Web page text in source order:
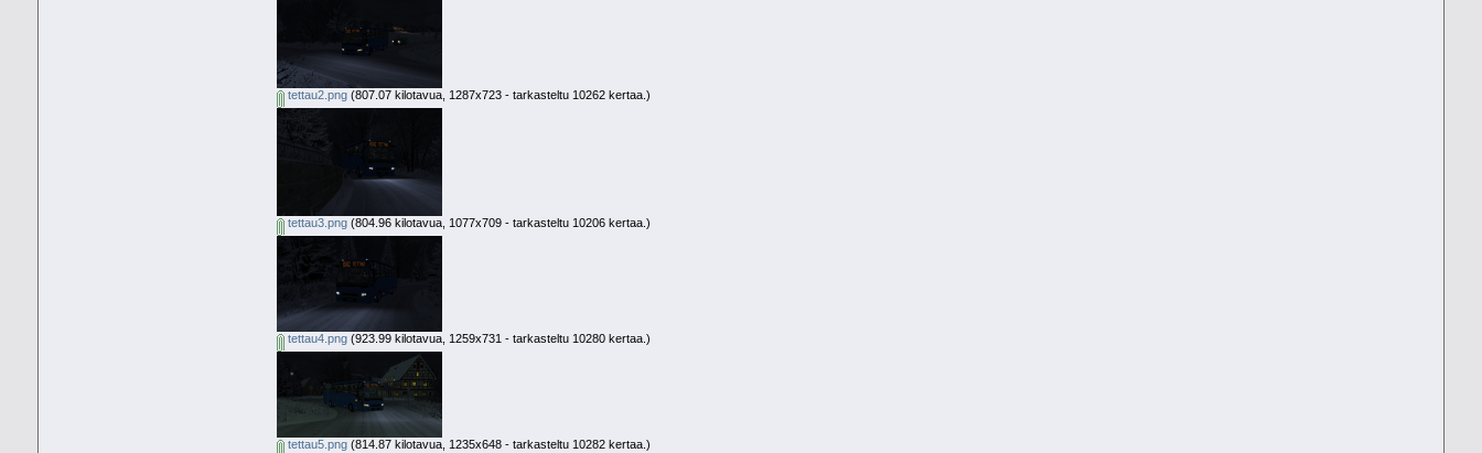
tettau2.png (807.07 kilotavua, 1287x723 - tarkasteltu 10262 kertaa.)
tettau3.png (804.96 kilotavua, 1077x709 - tarkasteltu 10206 kertaa.)
tettau4.png (923.99 kilotavua, 1259x731 - tarkasteltu 10280 kertaa.)
tettau5.png (814.87 kilotavua, 1235x648 - tarkasteltu 10282 kertaa.)